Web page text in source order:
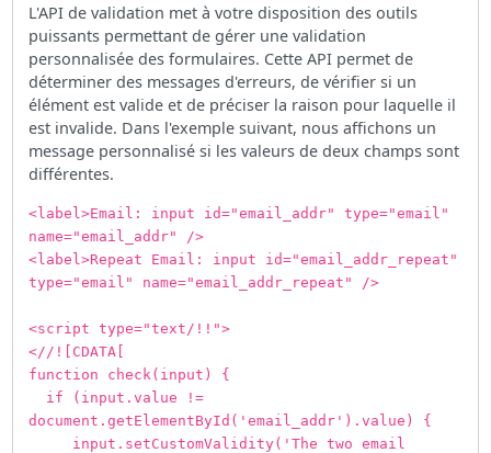
L'API de validation met à votre disposition des outils
puissants permettant de gérer une validation
personnalisée des formulaires. Cette API permet de
déterminer des messages d'erreurs, de vérifier si un
élément est valide et de préciser la raison pour laquelle il
est invalide. Dans l'exemple suivant, nous affichons un
message personnalisé si les valeurs de deux champs sont
différentes.
<label>Email: input id="email_addr" type="email"
name="email_addr" />
<label>Repeat Email: input id="email_addr_repeat"
type="email" name="email_addr_repeat" />
<script type="text/!!">
<//![CDATA[
function check(input) {
if (input.value !=
document.getElementById('email_addr').value) {
input.setCustomValidity('The two email